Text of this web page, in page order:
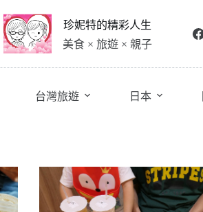
珍妮特的精彩人生
美食 × 旅遊 × 親子
台灣旅遊 日本